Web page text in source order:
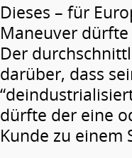
Dieses – für
Maneuver
Der
darüber, dass
dürfte der eine
Kunde zu